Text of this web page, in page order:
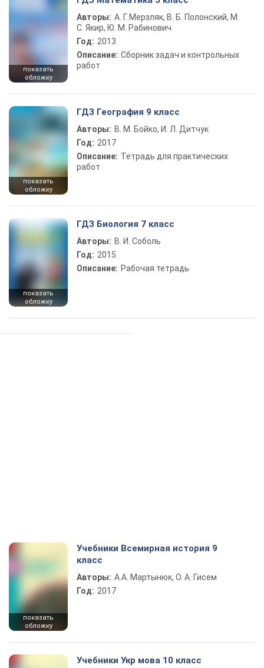
показать
обложку
Авторы: А. Г. Мерзляк, В. Б. Полонский, М.
С. Якир, Ю. М. Рабинович
Год: 2013
Описание: Сборник задач и контрольных
работ
показать
обложку
ГДЗ География 9 класс
Авторы: В. М. Бойко, И. Л. Дитчук
Год: 2017
Описание: Тетрадь для практических
работ
показать
обложку
ГДЗ Биология 7 класс
Авторы: В. И. Соболь
Год: 2015
Описание: Рабочая тетрадь
показать
обложку
Учебники Всемирная история 9
класс
Авторы: А.А. Мартынюк, О. А. Гисем
Год: 2017
Учебники Укр мова 10 класс